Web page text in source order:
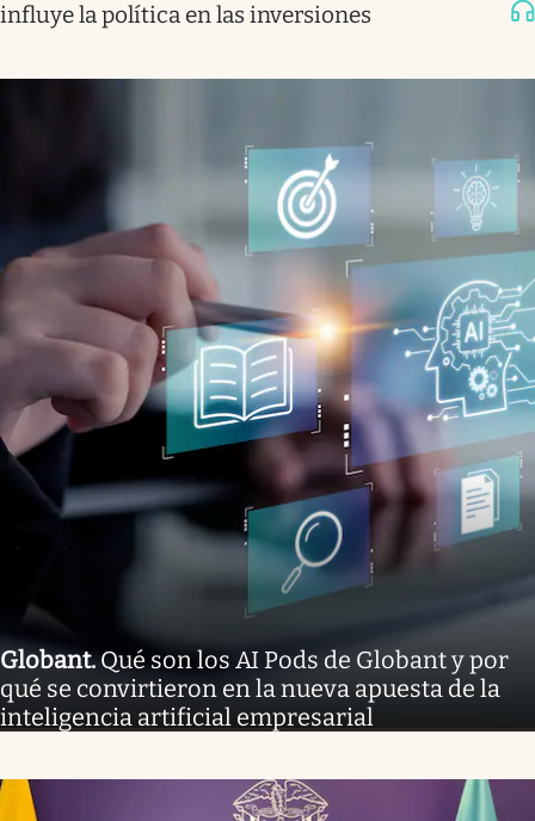
influye la política en las inversiones
Globant.Qué son los AI Pods de Globant y por
qué se convirtieron en la nueva apuesta de la
inteligencia artificial empresarial